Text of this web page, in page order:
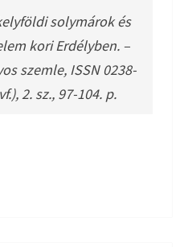
solymárok és
kori Erdélyben. –
szemle, ISSN 0238-
2. sz., 97-104. p.